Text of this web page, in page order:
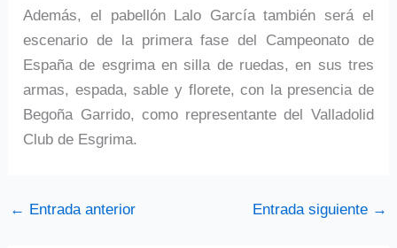
Además, el pabellón Lalo García también será el
escenario de la primera fase del Campeonato de
España de esgrima en silla de ruedas, en sus tres
armas, espada, sable y florete, con la presencia de
Begoña Garrido, como representante del Valladolid
Club de Esgrima.
← Entrada anterior Entrada siguiente →